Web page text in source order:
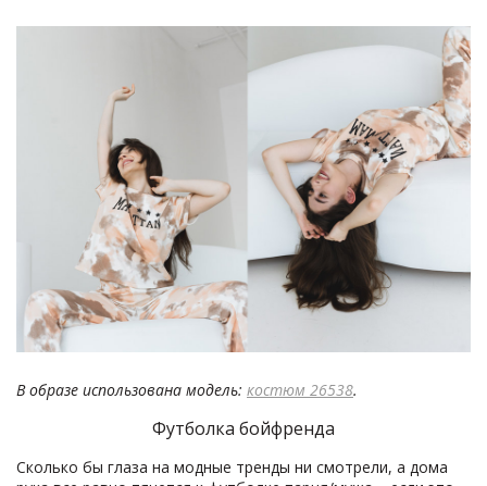
В образе использована модель: костюм 26538.
Футболка бойфренда
Сколько бы глаза на модные тренды ни смотрели, а дома